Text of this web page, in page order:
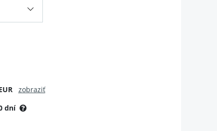
zobraziť
dní